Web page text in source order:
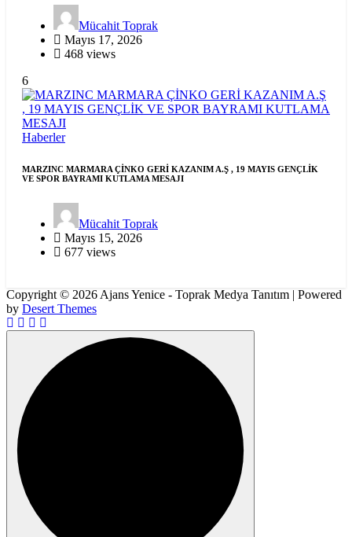
Mücahit Toprak
Mayıs 17, 2026
468 views
6
Haberler
MARZINC MARMARA ÇİNKO GERİ KAZANIM A.Ş , 19 MAYIS GENÇLİK
VE SPOR BAYRAMI KUTLAMA MESAJI
Mücahit Toprak
Mayıs 15, 2026
677 views
Copyright © 2026 Ajans Yenice - Toprak Medya Tanıtım | Powered
by Desert Themes